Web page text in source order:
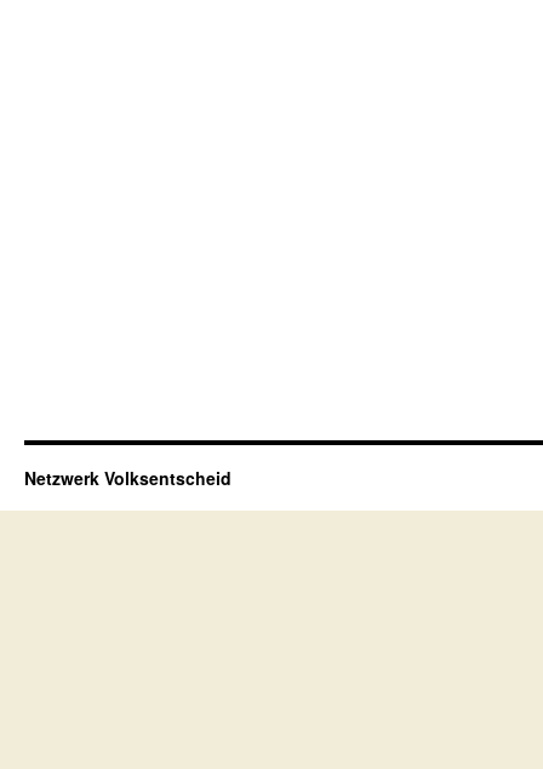
Netzwerk Volksentscheid